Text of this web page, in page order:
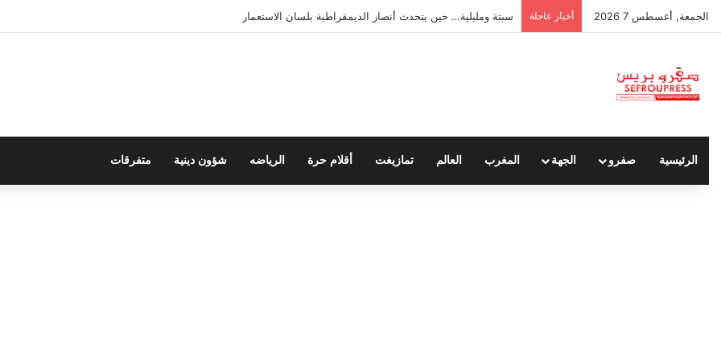
الجمعة, أغسطس 7 2026 أخبار عاجلة سبتة ومليلية… حين يتحدث أنصار الديمقراطية بلسان الاستعمار
الرئيسية صفرو الجهة المغرب العالم تمازيغت أقلام حرة الرياضه شؤون دينية متفرقات